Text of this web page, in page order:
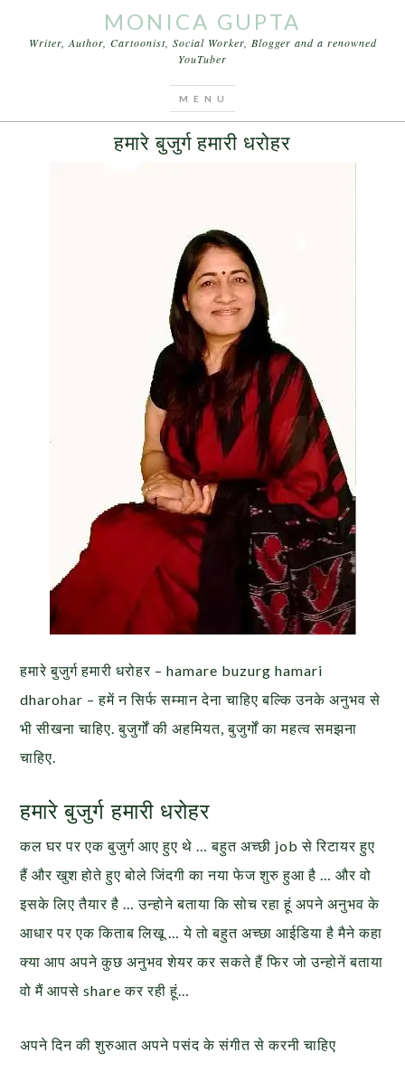
MONICA GUPTA
Writer, Author, Cartoonist, Social Worker, Blogger and a renowned
YouTuber
हमारे बुजुर्ग हमारी धरोहर
हमारे बुजुर्ग हमारी धरोहर – hamare buzurg hamari
dharohar – हमें न सिर्फ सम्मान देना चाहिए बल्कि उनके अनुभव से
भी सीखना चाहिए. बुजुर्गों की अहमियत, बुजुर्गों का महत्व समझना
चाहिए.
हमारे बुजुर्ग हमारी धरोहर
कल घर पर एक बुजुर्ग आए हुए थे … बहुत अच्छी job से रिटायर हुए
हैं और खुश होते हुए बोले जिंदगी का नया फेज शुरु हुआ है … और वो
इसके लिए तैयार है … उन्होने बताया कि सोच रहा हूं अपने अनुभव के
आधार पर एक किताब लिखू … ये तो बहुत अच्छा आईडिया है मैने कहा
क्या आप अपने कुछ अनुभव शेयर कर सकते हैं फिर जो उन्होनें बताया
वो मैं आपसे share कर रही हूं…
अपने दिन की शुरुआत अपने पसंद के संगीत से करनी चाहिए